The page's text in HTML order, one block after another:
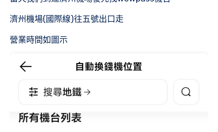
濟州機場(國際線)往五號出口走
營業時間如圖示